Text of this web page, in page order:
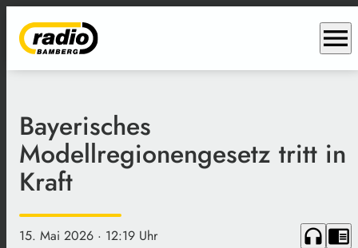
menu
Bayerisches
Modellregionengesetz tritt in
Kraft
15. Mai 2026 · 12:19 Uhr headphones chrome_reader_mode